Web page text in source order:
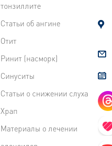
тонзиллите
Статьи об ангине
Отит
Ринит (насморк)
Синуситы
Статьи о снижении слуха
Храп
Материалы о лечении